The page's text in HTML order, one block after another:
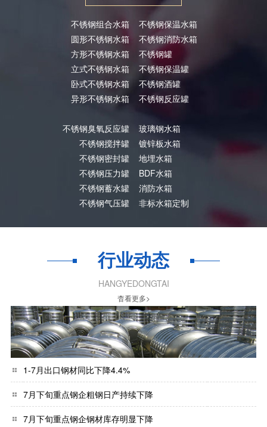
不锈钢组合水箱
圆形不锈钢水箱
方形不锈钢水箱
立式不锈钢水箱
卧式不锈钢水箱
异形不锈钢水箱
不锈钢臭氧反应罐
不锈钢搅拌罐
不锈钢密封罐
不锈钢压力罐
不锈钢蓄水罐
不锈钢气压罐
不锈钢保温水箱
不锈钢消防水箱
不锈钢罐
不锈钢保温罐
不锈钢酒罐
不锈钢反应罐
玻璃钢水箱
镀锌板水箱
地埋水箱
BDF水箱
消防水箱
非标水箱定制
行业动态
HANGYEDONGTAI
杳看更多>
1-7月出口钢材同比下降4.4%
7月下旬重点钢企粗钢日产持续下降
7月下旬重点钢企钢材库存明显下降